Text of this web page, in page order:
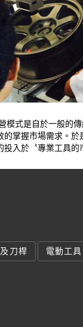
模式是自於一般的
的掌握市場需求。
入於〝專業工具的
刀桿 電動工具